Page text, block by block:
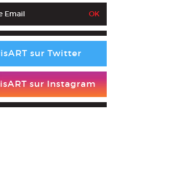
sur Twitter
sur Instagram